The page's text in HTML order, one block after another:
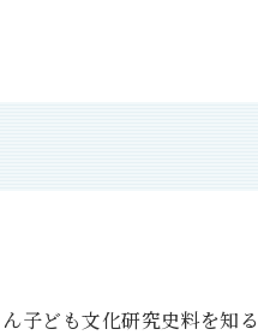
ん子ども文化研究史料を知る